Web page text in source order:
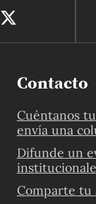
Contacto
Cuéntanos
envía una
Difunde un
Comparte tu